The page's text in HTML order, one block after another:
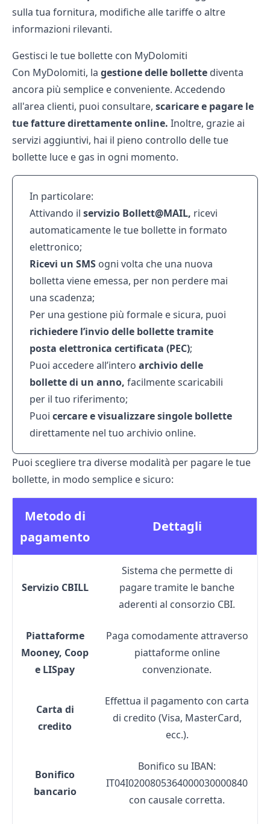
sulla tua fornitura, modifiche alle tariffe o altre
informazioni rilevanti.
Gestisci le tue bollette con MyDolomiti
Con MyDolomiti, la gestione delle bollette diventa
ancora più semplice e conveniente. Accedendo
all'area clienti, puoi consultare, scaricare e pagare le
tue fatture direttamente online. Inoltre, grazie ai
servizi aggiuntivi, hai il pieno controllo delle tue
bollette luce e gas in ogni momento.
In particolare:
Attivando il servizio Bollett@MAIL, ricevi
automaticamente le tue bollette in formato
elettronico;
Ricevi un SMS ogni volta che una nuova
bolletta viene emessa, per non perdere mai
una scadenza;
Per una gestione più formale e sicura, puoi
richiedere l’invio delle bollette tramite
posta elettronica certificata (PEC);
Puoi accedere all’intero archivio delle
bollette di un anno, facilmente scaricabili
per il tuo riferimento;
Puoi cercare e visualizzare singole bollette
direttamente nel tuo archivio online.
Puoi scegliere tra diverse modalità per pagare le tue
bollette, in modo semplice e sicuro:
Metodo di
pagamento
Dettagli
Servizio CBILL
Sistema che permette di
pagare tramite le banche
aderenti al consorzio CBI.
Piattaforme
Mooney, Coop
e LISpay
Paga comodamente attraverso
piattaforme online
convenzionate.
Carta di
credito
Effettua il pagamento con carta
di credito (Visa, MasterCard,
ecc.).
Bonifico
bancario
Bonifico su IBAN:
IT04I0200805364000030000840
con causale corretta.